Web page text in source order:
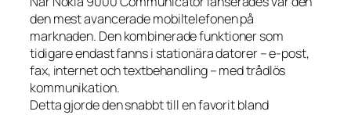
den mest avancerade mobiltelefonen på
marknaden. Den kombinerade funktioner som
tidigare endast fanns i stationära datorer – e-post,
fax, internet och textbehandling – med trådlös
kommunikation.
Detta gjorde den snabbt till en favorit bland